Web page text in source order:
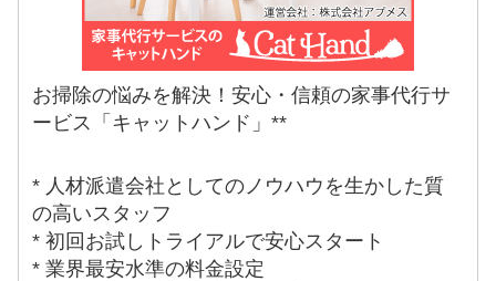
お掃除の悩みを解決！安心・信頼の家事代行サ
ービス「キャットハンド」**
* 人材派遣会社としてのノウハウを生かした質
の高いスタッフ
* 初回お試しトライアルで安心スタート
* 業界最安水準の料金設定